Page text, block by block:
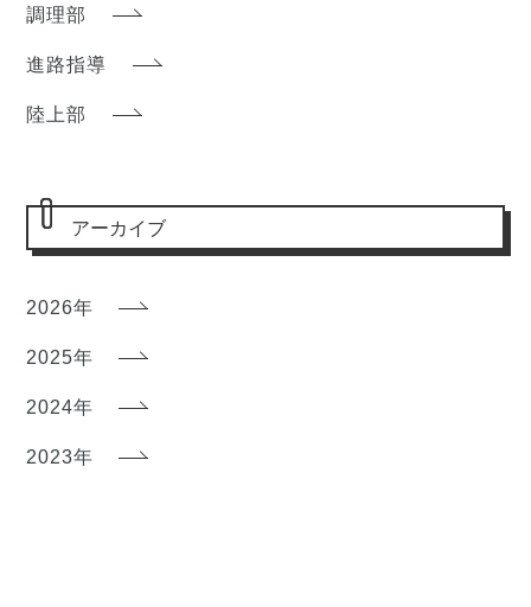
調理部
進路指導
陸上部
アーカイブ
2026年
2025年
2024年
2023年